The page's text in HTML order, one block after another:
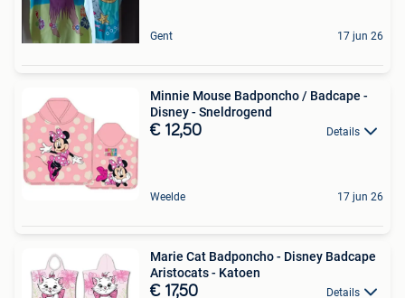
Gent 17 jun 26
Minnie Mouse Badponcho / Badcape -
Disney - Sneldrogend
€ 12,50 Details
Weelde 17 jun 26
Marie Cat Badponcho - Disney Badcape
Aristocats - Katoen
€ 17,50 Details